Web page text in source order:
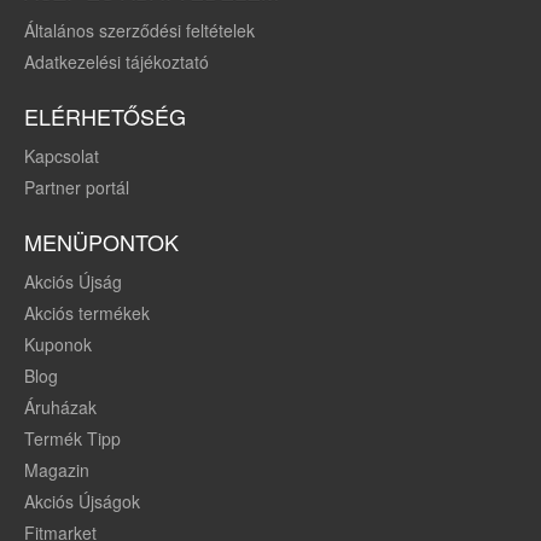
Általános szerződési feltételek
Adatkezelési tájékoztató
ELÉRHETŐSÉG
Kapcsolat
Partner portál
MENÜPONTOK
Akciós Újság
Akciós termékek
Kuponok
Blog
Áruházak
Termék Tipp
Magazin
Akciós Újságok
Fitmarket